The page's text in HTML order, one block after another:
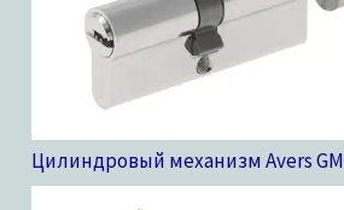
Цилиндровый механизм Avers GM